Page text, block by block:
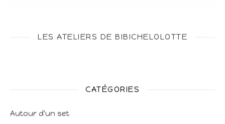
LES ATELIERS DE BIBICHELOLOTTE
CATÉGORIES
Autour d'un set